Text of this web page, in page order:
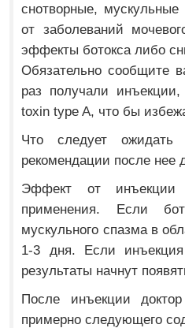
снотворные, мускульные
от заболеваний
эффекты ботокса либо
Обязательно сообщите
раз получали
toxin type A, что бы
Что следует
рекомендации после нее
Эффект от
применения. Если
мускульного спазма в
1-3 дня. Если
результаты начнут
После инъекции
примерно следующего